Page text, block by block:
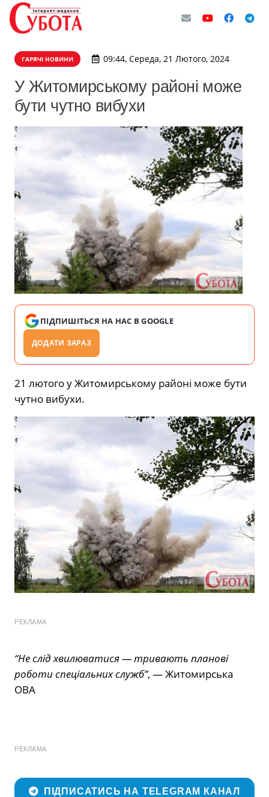
ГАРЯЧІ НОВИНИ 09:44, Середа, 21 Лютого, 2024
У Житомирському районі може
бути чутно вибухи
ПІДПИШІТЬСЯ НА НАС В GOOGLE
ДОДАТИ ЗАРАЗ
21 лютого у Житомирському районі може бути
чутно вибухи.
РЕКЛАМА
“Не слід хвилюватися — тривають планові
роботи спеціальних служб”, — Житомирська
ОВА
РЕКЛАМА
ПІДПИСАТИСЬ НА TELEGRAM КАНАЛ